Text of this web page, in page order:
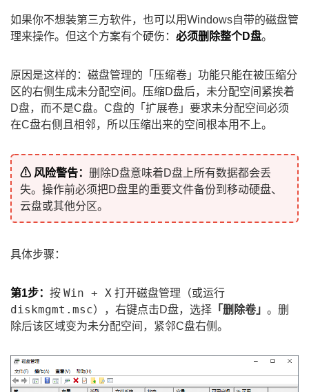
如果你不想装第三方软件，也可以用Windows自带的磁盘管
理来操作。但这个方案有个硬伤： 必须删除整个D盘。
原因是这样的：磁盘管理的「压缩卷」功能只能在被压缩分
区的右侧生成未分配空间。压缩D盘后，未分配空间紧挨着
D盘，而不是C盘。C盘的「扩展卷」要求未分配空间必须
在C盘右侧且相邻，所以压缩出来的空间根本用不上。
⚠ 风险警告： 删除D盘意味着D盘上所有数据都会丢
失。操作前必须把D盘里的重要文件备份到移动硬盘、
云盘或其他分区。
具体步骤：
第1步： 按 Win + X 打开磁盘管理（或运行
diskmgmt.msc），右键点击D盘，选择 「删除卷」 。删
除后该区域变为未分配空间，紧邻C盘右侧。